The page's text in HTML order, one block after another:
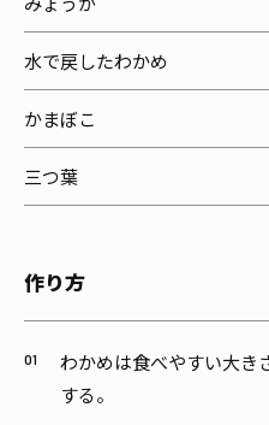
水で戻したわかめ
かまぼこ
三つ葉
作り方
わかめは食べやすい大き
する。